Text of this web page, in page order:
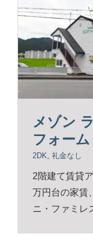
メゾン
フォーム
2DK, 礼金なし
2階建て賃貸
万円台の家賃
ニ・ファミレ